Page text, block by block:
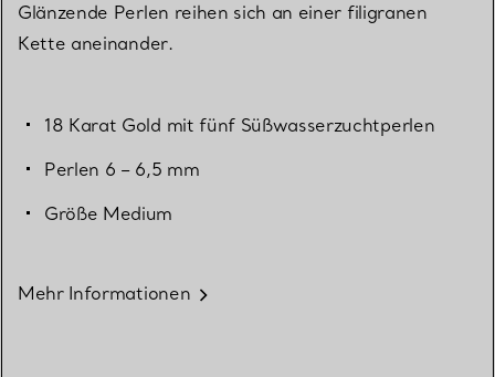
Glänzende Perlen reihen sich an einer filigranen
Kette aneinander.
18 Karat Gold mit fünf Süßwasserzuchtperlen
Perlen 6 – 6,5 mm
Größe Medium
Mehr Informationen